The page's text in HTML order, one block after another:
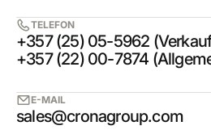
TELEFON
+357 (25) 05-5962
+357 (22) 00-7874
E-MAIL
sales@cronagroup.com